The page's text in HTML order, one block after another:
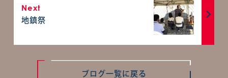
Next
地鎮祭
ブログ一覧に戻る